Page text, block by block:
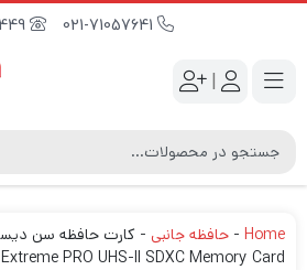
09364165449
|
Home
- حافظه جانبی -
Extreme PRO UHS-II SDXC Memory Card